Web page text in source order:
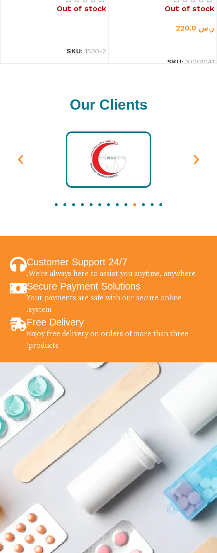
Out of stock
ر.س 220.0
SKU:10001041
Out of stock
SKU: 1530-2
Our Clients
24/7 Customer Support
We're always here to assist you anytime, anywhere.
Secure Payment Solutions
Your payments are safe with our secure online
system.
Free Delivery
Enjoy free delivery on orders of more than three
products!